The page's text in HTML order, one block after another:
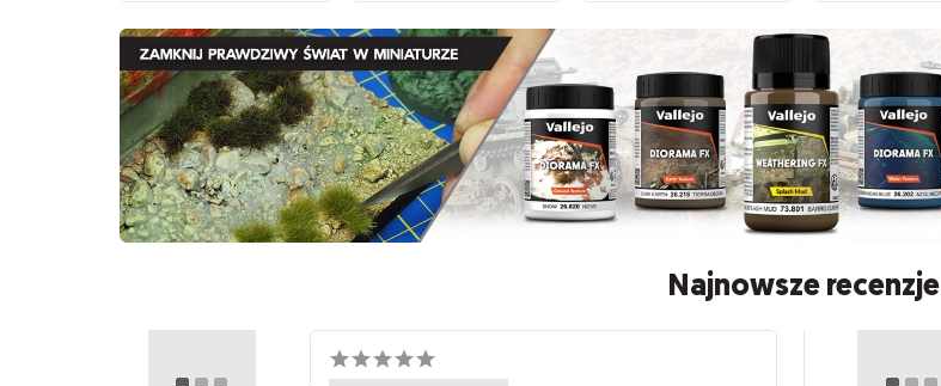
Najnowsze recenzje